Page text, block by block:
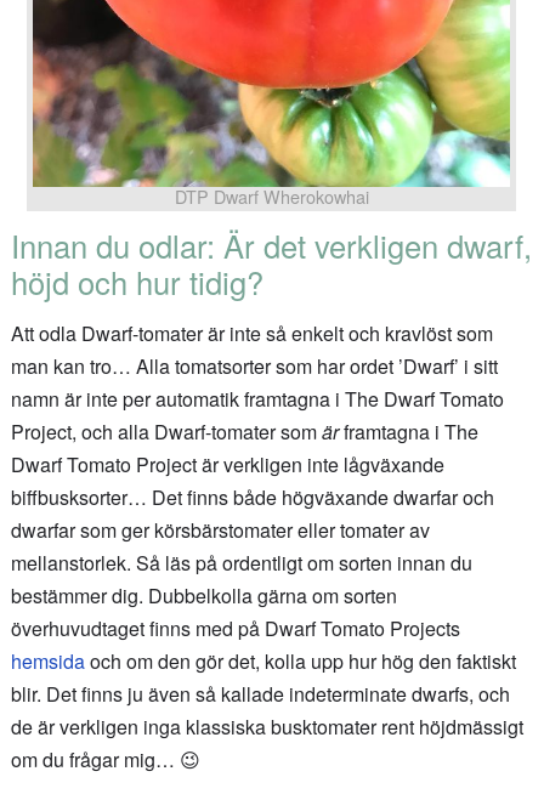
DTP Dwarf Wherokowhai
Innan du odlar: Är det verkligen dwarf,
höjd och hur tidig?
Att odla Dwarf-tomater är inte så enkelt och kravlöst som
man kan tro… Alla tomatsorter som har ordet ’Dwarf’ i sitt
namn är inte per automatik framtagna i The Dwarf Tomato
Project, och alla Dwarf-tomater somärframtagna i The
Dwarf Tomato Project är verkligen inte lågväxande
biffbusksorter… Det finns både högväxande dwarfar och
dwarfar som ger körsbärstomater eller tomater av
mellanstorlek. Så läs på ordentligt om sorten innan du
bestämmer dig. Dubbelkolla gärna om sorten
överhuvudtaget finns med på Dwarf Tomato Projects
hemsidaoch om den gör det, kolla upp hur hög den faktiskt
blir. Det finns ju även så kallade indeterminate dwarfs, och
de är verkligen inga klassiska busktomater rent höjdmässigt
om du frågar mig… 😉